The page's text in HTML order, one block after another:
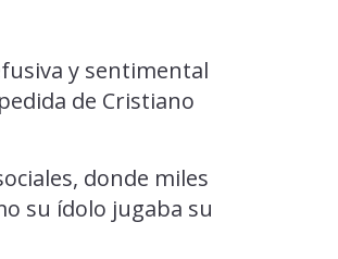
y sentimental
de Cristiano
donde miles
su ídolo jugaba su